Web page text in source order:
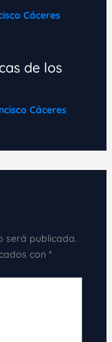
Cáceres
de los
Cáceres
será publicada.
con *